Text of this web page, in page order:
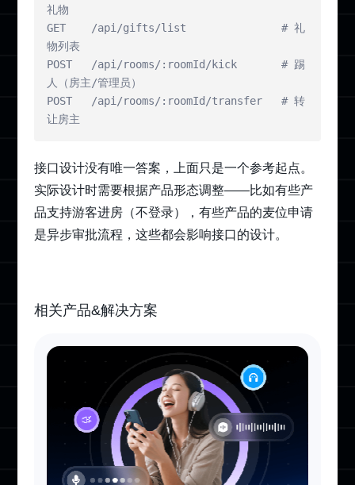
礼物
GET    /api/gifts/list               # 礼
物列表
POST   /api/rooms/:roomId/kick       # 踢
人（房主/管理员）
POST   /api/rooms/:roomId/transfer   # 转
让房主
接口设计没有唯一答案，上面只是一个参考起点。
实际设计时需要根据产品形态调整——比如有些产
品支持游客进房（不登录），有些产品的麦位申请
是异步审批流程，这些都会影响接口的设计。
相关产品&解决方案